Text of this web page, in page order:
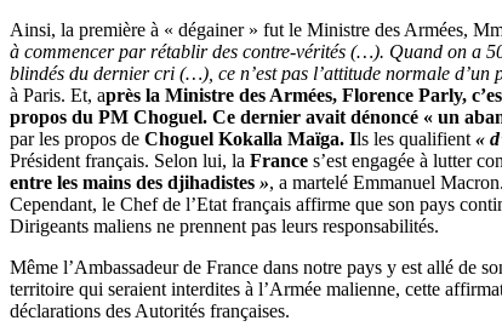
Ainsi, la première à « dégainer » fut le Ministre des Armées,
à commencer par rétablir des contre-vérités (…). Quand on a
blindés du dernier cri (…), ce n’est pas l’attitude normale d’un
à Paris. Et, après la Ministre des Armées, Florence Parly,
propos du PM Choguel. Ce dernier avait dénoncé « un
par les propos de Choguel Kokalla Maïga. Ils les qualifient «
Président français. Selon lui, la France s’est engagée à lutter
entre les mains des djihadistes », a martelé Emmanuel Macron.
Cependant, le Chef de l’Etat français affirme que son pays
Dirigeants maliens ne prennent pas leurs responsabilités.
Même l’Ambassadeur de France dans notre pays y est allé de
territoire qui seraient interdites à l’Armée malienne, cette
déclarations des Autorités françaises.